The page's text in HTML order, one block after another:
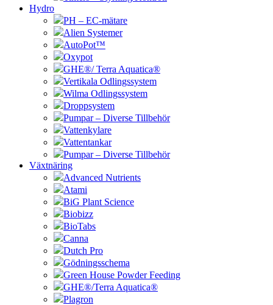
Hydro
PH – EC-mätare
Alien Systemer
AutoPot™
Oxypot
GHE®/ Terra Aquatica®
Vertikala Odlingssystem
Wilma Odlingssystem
Droppsystem
Pumpar – Diverse Tillbehör
Vattenkylare
Vattentankar
Pumpar – Diverse Tillbehör
Växtnäring
Advanced Nutrients
Atami
BiG Plant Science
Biobizz
BioTabs
Canna
Dutch Pro
Gödningsschema
Green House Powder Feeding
GHE®/Terra Aquatica®
Plagron